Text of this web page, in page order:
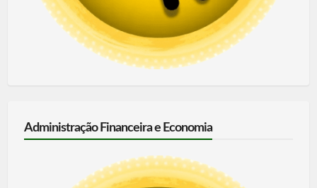
Administração Financeira e Economia